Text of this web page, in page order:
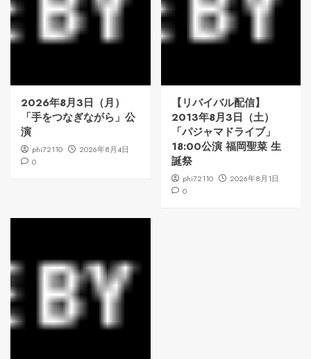
2026年8月3日（月）
「手をつなぎながら」公
演
phi72110
2026年8月4日
0
【リバイバル配信】
2013年8月3日（土）
「パジャマドライブ」
18:00公演 福岡聖菜 生
誕祭
phi72110
2026年8月1日
0